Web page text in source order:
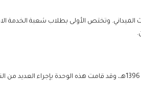
الميداني. وتختص الأولى بطلاب شعبة الخدمة
نظراً لأهمية الدور الذي يضطلع به قسم الدراسات الاجتماعية في دراسة المجتمع السعودي، فقد أنشئت وحدة للبحوث الاجتماعية والتوثيق، وذلك في عام 1396هـ، وقد قامت هذه